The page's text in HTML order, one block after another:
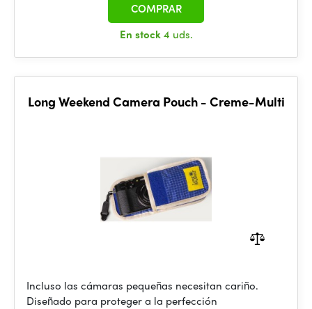
En stock4 uds.
COMPRAR
Long Weekend Camera Pouch - Creme-Multi
Incluso las cámaras pequeñas necesitan cariño.
Diseñado para proteger a la perfección